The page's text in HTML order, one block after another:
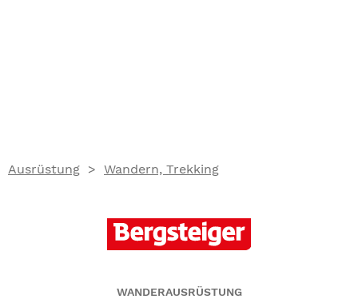
Ausrüstung Wandern, Trekking
WANDERAUSRÜSTUNG